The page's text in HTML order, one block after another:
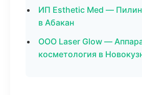
ИП Esthetic Med —
в Абакан
ООО Laser Glow —
косметология в